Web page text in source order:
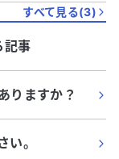
すべて見る(3)
記事
りますか？
。